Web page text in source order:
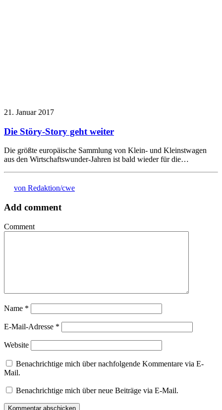
21. Januar 2017
Die Störy-Story geht weiter
Die größte europäische Sammlung von Klein- und Kleinstwagen
aus den Wirtschaftswunder-Jahren ist bald wieder für die…
von Redaktion/cwe
Add comment
Comment
Name *
E-Mail-Adresse *
Website
Benachrichtige mich über nachfolgende Kommentare via E-
Mail.
Benachrichtige mich über neue Beiträge via E-Mail.